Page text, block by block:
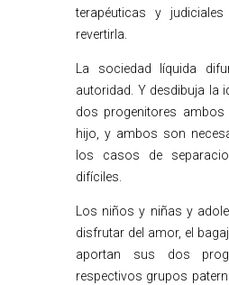
terapéuticas y
revertirla.
La sociedad líquida
autoridad. Y desdibuja la
dos progenitores ambos
hijo, y ambos son
los casos de
difíciles.
Los niños y niñas y
disfrutar del amor, el
aportan sus dos
respectivos grupos